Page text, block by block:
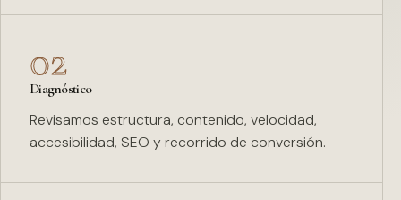
02
Diagnóstico
Revisamos estructura, contenido, velocidad,
accesibilidad, SEO y recorrido de conversión.